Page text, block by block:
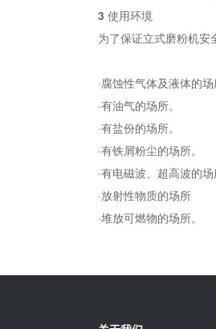
3 使用环境
为了保证立式磨粉机安
·腐蚀性气体及液体的场
·有油气的场所。
·有盐份的场所。
·有铁屑粉尘的场所。
·有电磁波、超高波的
·放射性物质的场所
·堆放可燃物的场所。